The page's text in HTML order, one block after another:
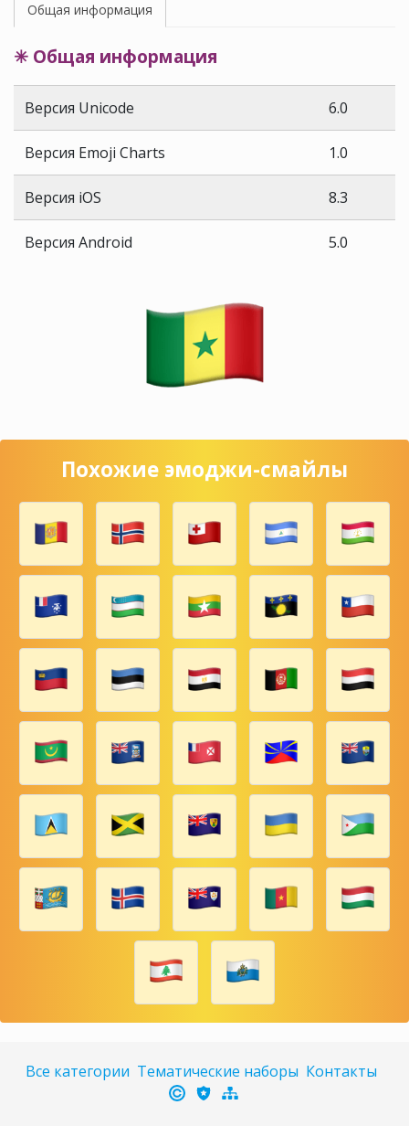
Общая информация
✳ Общая информация
Версия Unicode 6.0
Версия Emoji Charts 1.0
Версия iOS 8.3
Версия Android 5.0
Похожие эмоджи-смайлы
Все категории Тематические наборы Контакты